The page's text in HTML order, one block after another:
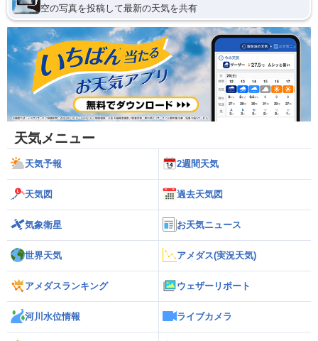
空の写真を投稿して最新の天気を共有
天気メニュー
天気予報 2週間天気
天気図 過去天気図
気象衛星 お天気ニュース
世界天気 アメダス(実況天気)
アメダスランキング ウェザーリポート
河川水位情報 ライブカメラ